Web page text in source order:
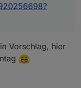
Vorschlag, hier